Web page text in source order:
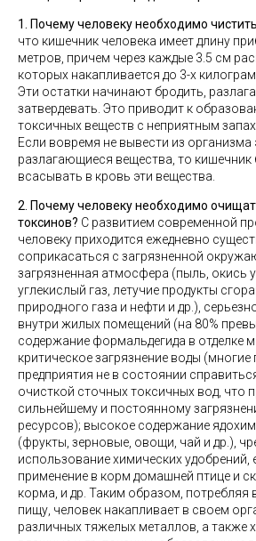
1. Почему человеку необходимо
что кишечник человека имеет длину
метров, причем через каждые 3.5 см
которых накапливается до 3-х
Эти остатки начинают бродить,
затвердевать. Это приводит к
токсичных веществ с неприятным
Если вовремя не вывести из организма
разлагающиеся вещества, то кишечник
всасывать в кровь эти вещества.
2. Почему человеку необходимо
токсинов? С развитием современной
человеку приходится ежедневно
соприкасаться с загрязненной
загрязненная атмосфера (пыль, окись
углекислый газ, летучие продукты
природного газа и нефти и др.),
внутри жилых помещений (на 80%
содержание формальдегида в отделке
критическое загрязнение воды
предприятия не в состоянии
очисткой сточных токсичных вод, что
сильнейшему и постоянному
ресурсов); высокое содержание
(фрукты, зерновые, овощи, чай и др.),
использование химических удобрений,
применение в корм домашней птице и
корма, и др. Таким образом, потребляя
пищу, человек накапливает в своем
различных тяжелых металлов, а также